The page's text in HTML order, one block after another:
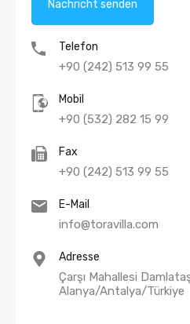
Telefon
+90 (242) 513 99 55
Mobil
+90 (532) 282 15 99
Fax
+90 (242) 513 99 55
E-Mail
info@toravilla.com
Adresse
Çarşı Mahallesi
Alanya/Antalya/Türkiye